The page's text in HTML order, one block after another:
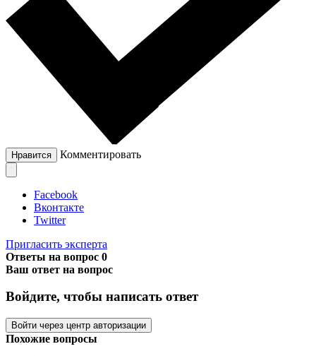
Нравится Комментировать
Facebook
Вконтакте
Twitter
Пригласить эксперта
Ответы на вопрос 0
Ваш ответ на вопрос
Войдите, чтобы написать ответ
Войти через центр авторизации
Похожие вопросы